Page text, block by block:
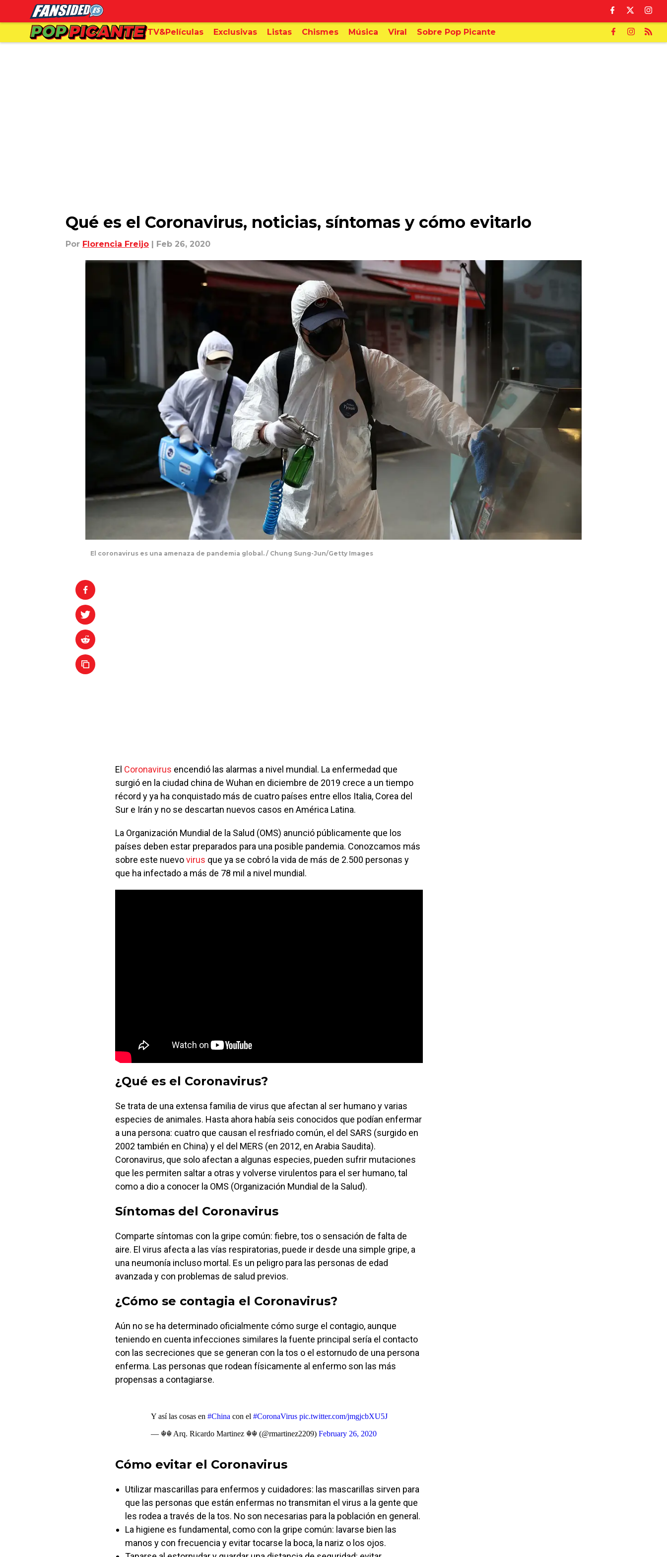
TV&Películas Exclusivas Listas Chismes Música Viral Sobre Pop Picante
Qué es el Coronavirus, noticias, síntomas y cómo evitarlo
Por Florencia Freijo | Feb 26, 2020
El coronavirus es una amenaza de pandemia global. / Chung Sung-Jun/Getty Images
El Coronavirus encendió las alarmas a nivel mundial. La enfermedad que
surgió en la ciudad china de Wuhan en diciembre de 2019 crece a un tiempo
récord y ya ha conquistado más de cuatro países entre ellos Italia, Corea del
Sur e Irán y no se descartan nuevos casos en América Latina.
La Organización Mundial de la Salud (OMS) anunció públicamente que los
países deben estar preparados para una posible pandemia. Conozcamos más
sobre este nuevovirus que ya se cobró la vida de más de 2.500 personas y
que ha infectado a más de 78 mil a nivel mundial.
¿Qué es el Coronavirus?
Se trata de una extensa familia de virus que afectan al ser humano y varias
especies de animales. Hasta ahora había seis conocidos que podían enfermar
a una persona: cuatro que causan el resfriado común, el del SARS (surgido en
2002 también en China) y el del MERS (en 2012, en Arabia Saudita).
Coronavirus, que solo afectan a algunas especies, pueden sufrir mutaciones
que les permiten saltar a otras y volverse virulentos para el ser humano, tal
como a dio a conocer la OMS (Organización Mundial de la Salud).
Síntomas del Coronavirus
Comparte síntomas con la gripe común: fiebre, tos o sensación de falta de
aire. El virus afecta a las vías respiratorias, puede ir desde una simple gripe, a
una neumonía incluso mortal. Es un peligro para las personas de edad
avanzada y con problemas de salud previos.
¿Cómo se contagia el Coronavirus?
Aún no se ha determinado oficialmente cómo surge el contagio, aunque
teniendo en cuenta infecciones similares la fuente principal sería el contacto
con las secreciones que se generan con la tos o el estornudo de una persona
enferma. Las personas que rodean físicamente al enfermo son las más
propensas a contagiarse.
Y así las cosas en #China con el #CoronaVirus pic.twitter.com/jmgjcbXU5J
— ☬☬ Arq. Ricardo Martinez ☬☬ (@rmartinez2209) February 26, 2020
Cómo evitar el Coronavirus
Utilizar mascarillas para enfermos y cuidadores: las mascarillas sirven para
que las personas que están enfermas no transmitan el virus a la gente que
les rodea a través de la tos. No son necesarias para la población en general.
La higiene es fundamental, como con la gripe común: lavarse bien las
manos y con frecuencia y evitar tocarse la boca, la nariz o los ojos.